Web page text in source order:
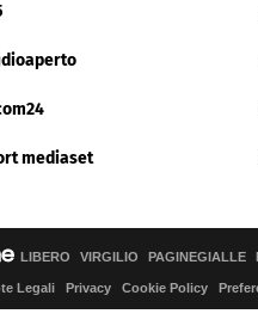
mediaset
LIBERO VIRGILIO PAGINEGIALLE
Legali Privacy Cookie Policy